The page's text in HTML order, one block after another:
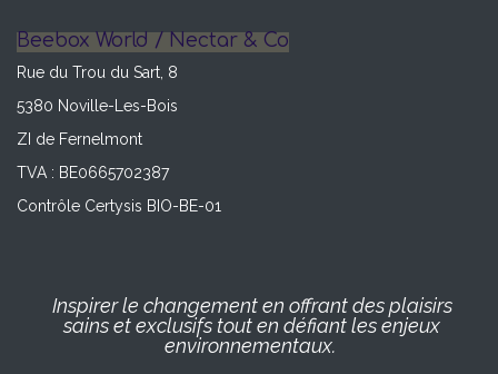
Beebox World / Nectar & Co
Rue du Trou du Sart, 8
5380 Noville-Les-Bois
ZI de Fernelmont
TVA : BE0665702387
Contrôle Certysis BIO-BE-01
Inspirer le changement en offrant des plaisirs
sains et exclusifs tout en défiant les enjeux
environnementaux.